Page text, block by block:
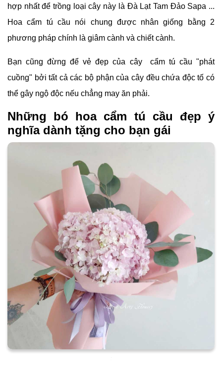
hợp nhất để trồng loại cây này là Đà Lạt Tam Đảo Sapa ...
Hoa cẩm tú cầu nói chung được nhân giống bằng 2
phương pháp chính là giâm cành và chiết cành.
Bạn cũng đừng để vẻ đẹp của cây cẩm tú cầu "phát
cuồng" bởi tất cả các bộ phận của cây đều chứa độc tố có
thể gây ngộ độc nếu chẳng may ăn phải.
Những bó hoa cẩm tú cầu đẹp ý
nghĩa dành tặng cho bạn gái